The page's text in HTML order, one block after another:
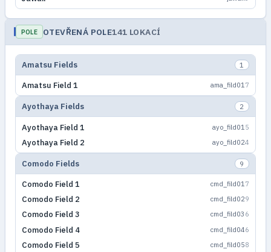
POLE OTEVŘENÁ POLE141 LOKACÍ
Amatsu Fields 1
Amatsu Field 1 ama_fild017
Ayothaya Fields 2
Ayothaya Field 1 ayo_fild01 5
Ayothaya Field 2 ayo_fild024
Comodo Fields 9
Comodo Field 1 cmd_fild017
Comodo Field 2 cmd_fild029
Comodo Field 3 cmd_fild03 6
Comodo Field 4 cmd_fild046
Comodo Field 5 cmd_fild058